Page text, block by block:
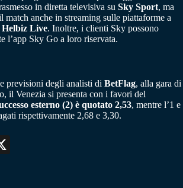
in diretta televisiva su Sky Sport, ma
match anche in streaming sulle piattaforme a
Helbiz Live. Inoltre, i clienti Sky possono
l’app Sky Go a loro riservata.
previsioni degli analisti di BetFlag, alla gara di
il Venezia si presenta con i favori del
esterno (2) è quotato 2,53, mentre l’1 e
rispettivamente 2,68 e 3,30.